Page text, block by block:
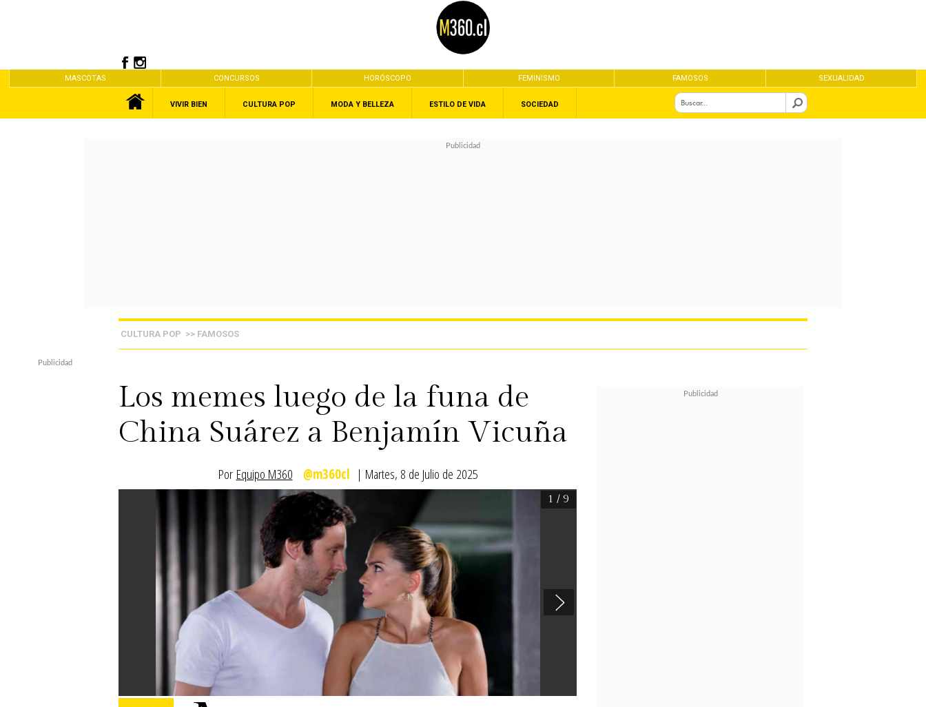
MASCOTAS CONCURSOS HORÓSCOPO FEMINISMO FAMOSOS SEXUALIDAD
VIVIR BIEN CULTURA POP MODA Y BELLEZA ESTILO DE VIDA SOCIEDAD
CULTURA POP >> FAMOSOS
Los memes luego de la funa de
China Suárez a Benjamín Vicuña
Por Equipo M360 @m360cl | Martes, 8 de Julio de 2025
1 / 9